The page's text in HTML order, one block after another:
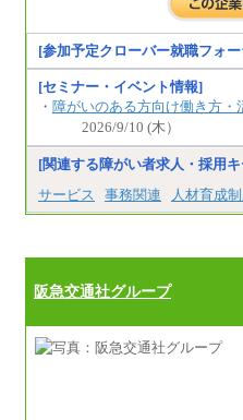
[参加予定クローバー就職フォ
[セミナー・イベント情報]
・ 障がいのある方向け働き方
2026/9/10 (木）
[関連する障がい者求人・採用
サービス
事務関連 人材育成
阪急交通社グループ